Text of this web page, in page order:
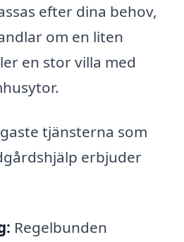
efter dina behov,
om en liten
en stor villa med
tjänsterna som
erbjuder
Regelbunden